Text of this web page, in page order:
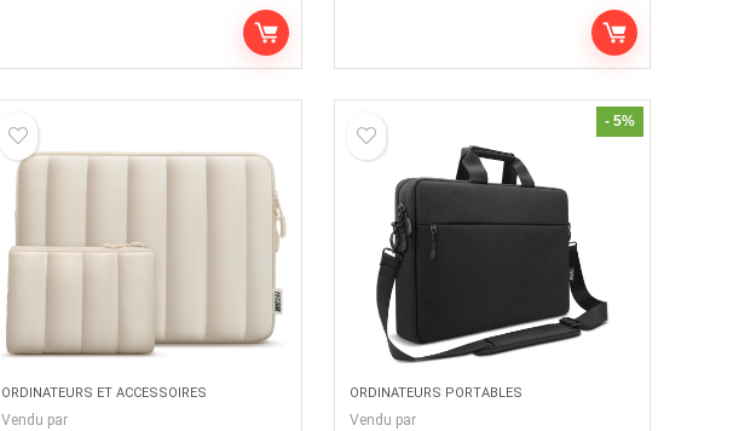
ORDINATEURS ET ACCESSOIRES
Vendu par
- 5%
ORDINATEURS PORTABLES
Vendu par